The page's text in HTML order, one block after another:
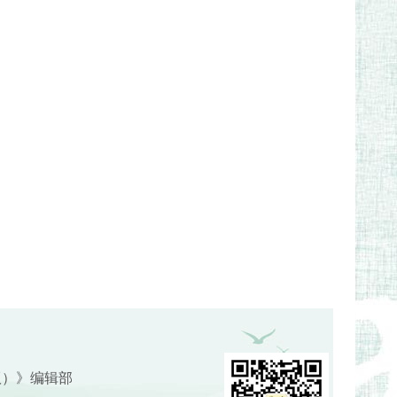
》编辑部